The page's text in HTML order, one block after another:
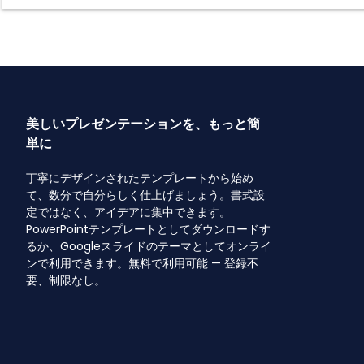
美しいプレゼンテーションを、もっと簡
単に
丁寧にデザインされたテンプレートから始め
て、数分で自分らしく仕上げましょう。書式設
定ではなく、アイデアに集中できます。
PowerPointテンプレートとしてダウンロードす
るか、Googleスライドのテーマとしてオンライ
ンで利用できます。無料で利用可能 — 登録不
要、制限なし。